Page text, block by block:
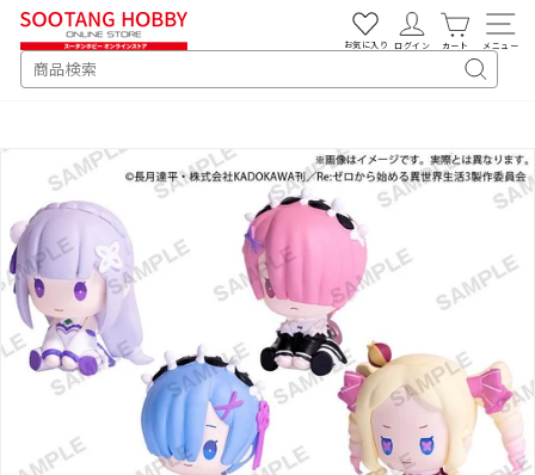
SEARCH
キ
ー
ド
お気に入り ログイン カート メニュー